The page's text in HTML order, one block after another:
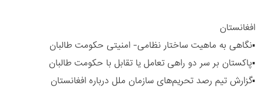
افغانستان
▪️نگاهی به ماهیت ساختار نظامی- امنیتی حکومت طالبان
▪️پاکستان بر سر دو راهی تعامل یا تقابل با حکومت طالبان
▪️گزارش تیم رصد تحریم‌های سازمان ملل درباره افغانستان